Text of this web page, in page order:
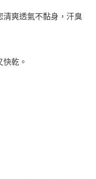
爽透氣不黏身，汗臭
乾。